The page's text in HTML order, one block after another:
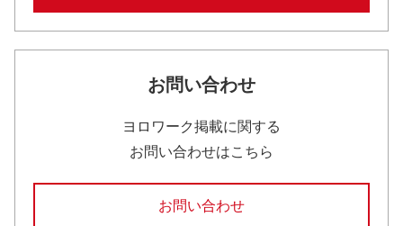
お問い合わせ
ヨロワーク掲載に関する
お問い合わせはこちら
お問い合わせ